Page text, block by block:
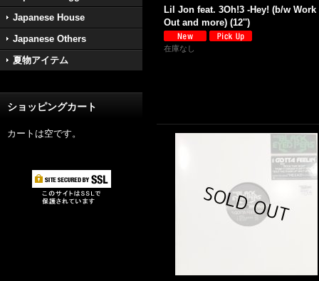
Japanese House
Japanese Others
夏物アイテム
ショッピングカート
カートは空です。
Lil Jon feat. 3Oh!3 -Hey! (b/w Work
Out and more) (12'')
在庫なし